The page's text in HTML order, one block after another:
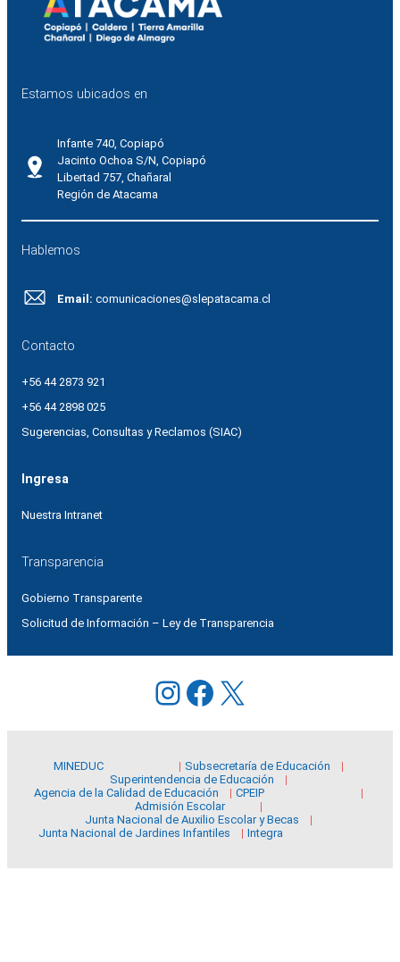
Estamos ubicados en
Infante 740, Copiapó
Jacinto Ochoa S/N, Copiapó
Libertad 757, Chañaral
Región de Atacama
Hablemos
Email: comunicaciones@slepatacama.cl
Contacto
+56 44 2873 921
+56 44 2898 025
Sugerencias, Consultas y Reclamos (SIAC)
Ingresa
Nuestra Intranet
Transparencia
Gobierno Transparente
Solicitud de Información – Ley de Transparencia
Instagram
Facebook
X
MINEDUC
Subsecretaría de Educación
Superintendencia de Educación
Agencia de la Calidad de Educación
CPEIP
Admisión Escolar
Junta Nacional de Auxilio Escolar y Becas
Junta Nacional de Jardines Infantiles
Integra